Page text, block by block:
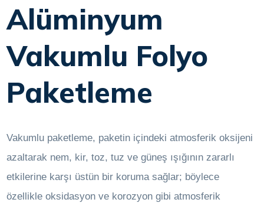
Alüminyum
Vakumlu Folyo
Paketleme
Vakumlu paketleme, paketin içindeki atmosferik oksijeni
azaltarak nem, kir, toz, tuz ve güneş ışığının zararlı
etkilerine karşı üstün bir koruma sağlar; böylece
özellikle oksidasyon ve korozyon gibi atmosferik